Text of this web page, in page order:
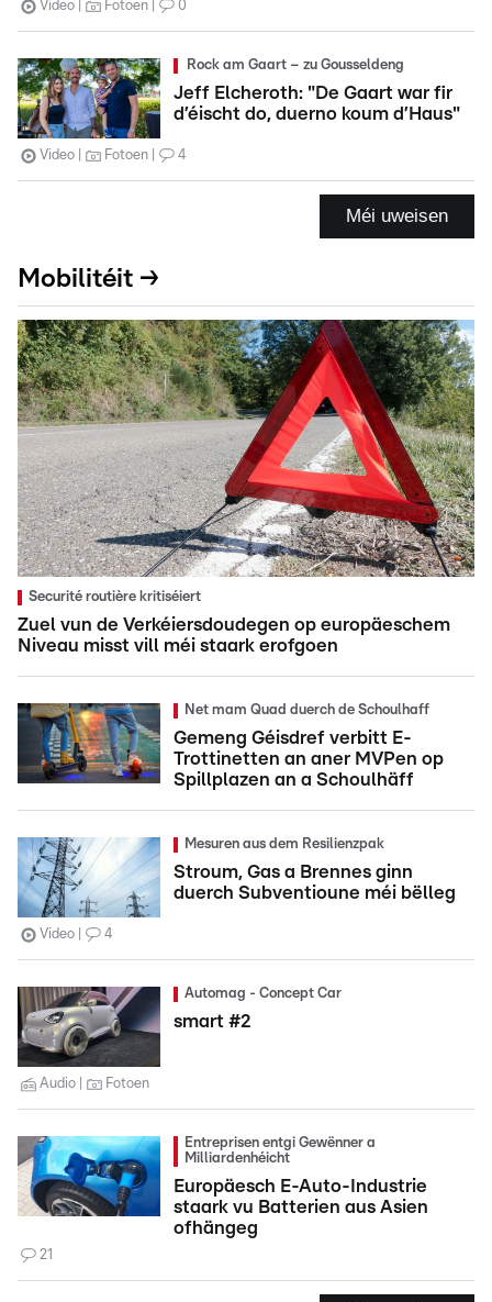
Video Fotoen 0
Rock am Gaart – zu Gousseldeng
Jeff Elcheroth: "De Gaart war fir
d’éischt do, duerno koum d’Haus"
Video Fotoen 4
Méi uweisen
Mobilitéit →
Securité routière kritiséiert
Zuel vun de Verkéiersdoudegen op europäeschem
Niveau misst vill méi staark erofgoen
Net mam Quad duerch de Schoulhaff
Gemeng Géisdref verbitt E-
Trottinetten an aner MVPen op
Spillplazen an a Schoulhäff
Mesuren aus dem Resilienzpak
Stroum, Gas a Brennes ginn
duerch Subventioune méi bëlleg
Video 4
Automag - Concept Car
smart #2
Audio Fotoen
Entreprisen entgi Gewënner a
Milliardenhéicht
Europäesch E-Auto-Industrie
staark vu Batterien aus Asien
ofhängeg
21